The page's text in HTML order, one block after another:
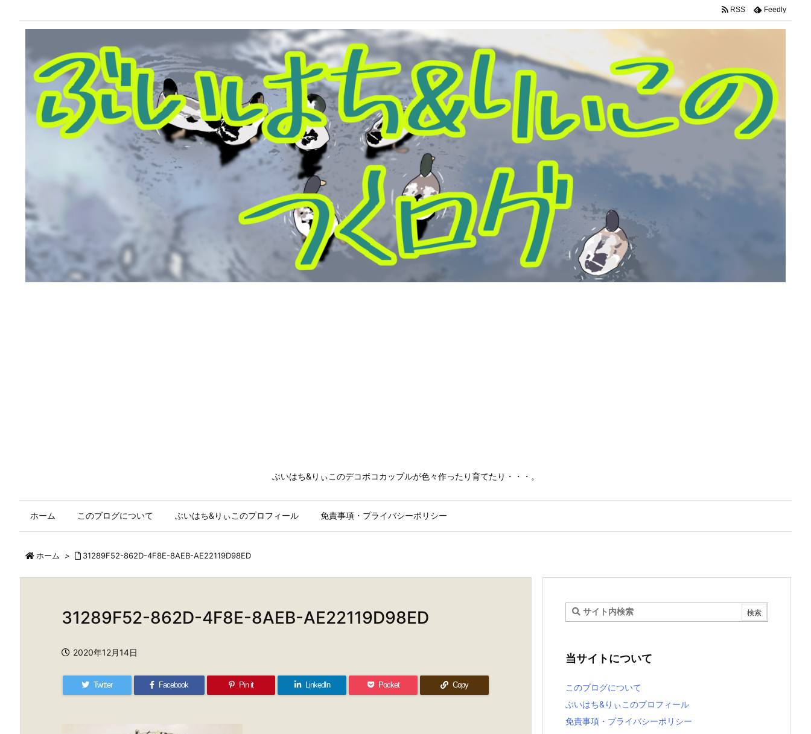
ぶいはち&りぃこのデコボコカップルが色々作ったり育てたり・・・。
ホーム このブログについて ぶいはち&りぃこのプロフィール 免責事項・プライバシーポリシー
RSS Feedly
ホーム > 31289F52-862D-4F8E-8AEB-AE22119D98ED
31289F52-862D-4F8E-8AEB-AE22119D98ED
2020年12月14日
Twitter Facebook Pin it LinkedIn Pocket Copy
当サイトについて
このブログについて
ぶいはち&りぃこのプロフィール
免責事項・プライバシーポリシー